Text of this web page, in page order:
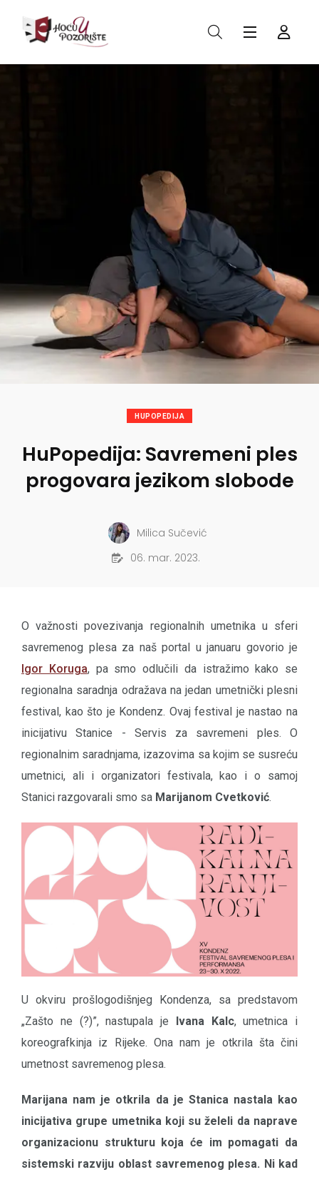
HUPOPEDIJA
HuPopedija: Savremeni ples
progovara jezikom slobode
Milica Sučević
06. mar. 2023.
O važnosti povezivanja regionalnih umetnika u sferi
savremenog plesa za naš portal u januaru govorio je
Igor Koruga, pa smo odlučili da istražimo kako se
regionalna saradnja odražava na jedan umetnički plesni
festival, kao što je Kondenz. Ovaj festival je nastao na
inicijativu Stanice - Servis za savremeni ples. O
regionalnim saradnjama, izazovima sa kojim se susreću
umetnici, ali i organizatori festivala, kao i o samoj
Stanici razgovarali smo sa Marijanom Cvetković.
U okviru prošlogodišnjeg Kondenza, sa predstavom
„Zašto ne (?)”, nastupala je Ivana Kalc, umetnica i
koreografkinja iz Rijeke. Ona nam je otkrila šta čini
umetnost savremenog plesa.
Marijana nam je otkrila da je Stanica nastala kao
inicijativa grupe umetnika koji su želeli da naprave
organizacionu strukturu koja će im pomagati da
sistemski razviju oblast savremenog plesa. Ni kad